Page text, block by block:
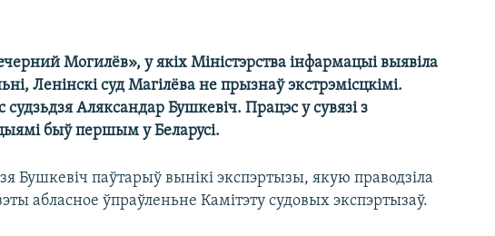
Могилёв», у якіх Міністэрства інфармацыі выявіла
Ленінскі суд Магілёва не прызнаў экстрэмісцкімі.
Аляксандар Бушкевіч. Працэс у сувязі з
быў першым у Беларусі.
Бушкевіч паўтарыў вынікі экспэртызы, якую праводзіла
абласное ўпраўленьне Камітэту судовых экспэртызаў.